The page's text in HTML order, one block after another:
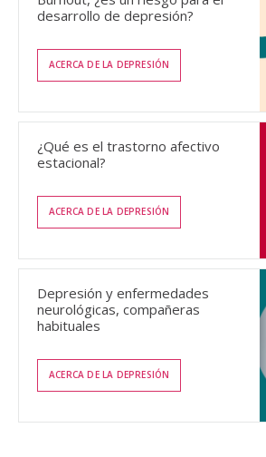
desarrollo de depresión?
ACERCA DE LA DEPRESIÓN
¿Qué es el trastorno afectivo
estacional?
ACERCA DE LA DEPRESIÓN
Depresión y enfermedades
neurológicas, compañeras
habituales
ACERCA DE LA DEPRESIÓN